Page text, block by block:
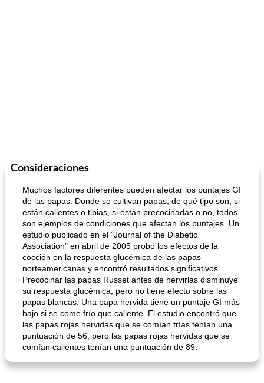
Consideraciones
Muchos factores diferentes pueden afectar los puntajes GI
de las papas. Donde se cultivan papas, de qué tipo son, si
están calientes o tibias, si están precocinadas o no, todos
son ejemplos de condiciones que afectan los puntajes. Un
estudio publicado en el "Journal of the Diabetic
Association" en abril de 2005 probó los efectos de la
cocción en la respuesta glucémica de las papas
norteamericanas y encontró resultados significativos.
Precocinar las papas Russet antes de hervirlas disminuye
su respuesta glucémica, pero no tiene efecto sobre las
papas blancas. Una papa hervida tiene un puntaje GI más
bajo si se come frío que caliente. El estudio encontró que
las papas rojas hervidas que se comían frías tenían una
puntuación de 56, pero las papas rojas hervidas que se
comían calientes tenían una puntuación de 89.